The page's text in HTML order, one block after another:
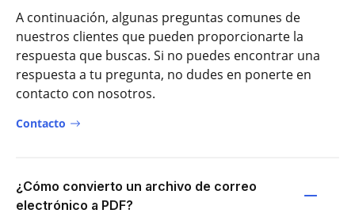
A continuación, algunas preguntas comunes de
nuestros clientes que pueden proporcionarte la
respuesta que buscas. Si no puedes encontrar una
respuesta a tu pregunta, no dudes en ponerte en
contacto con nosotros.
Contacto
¿Cómo convierto un archivo de correo
electrónico a PDF?